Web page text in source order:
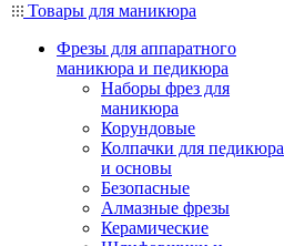
Товары для маникюра
Фрезы для аппаратного
маникюра и педикюра
Наборы фрез для
маникюра
Корундовые
Колпачки для педикюра
и основы
Безопасные
Алмазные фрезы
Керамические